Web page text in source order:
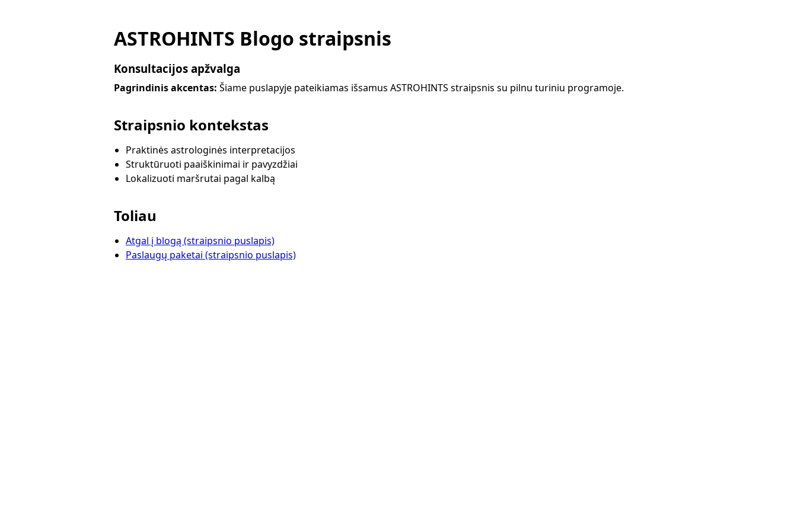
ASTROHINTS Blogo straipsnis
Konsultacijos apžvalga
Pagrindinis akcentas: Šiame puslapyje pateikiamas išsamus ASTROHINTS straipsnis su pilnu turiniu programoje.
Straipsnio kontekstas
Praktinės astrologinės interpretacijos
Struktūruoti paaiškinimai ir pavyzdžiai
Lokalizuoti maršrutai pagal kalbą
Toliau
Atgal į blogą (straipsnio puslapis)
Paslaugų paketai (straipsnio puslapis)